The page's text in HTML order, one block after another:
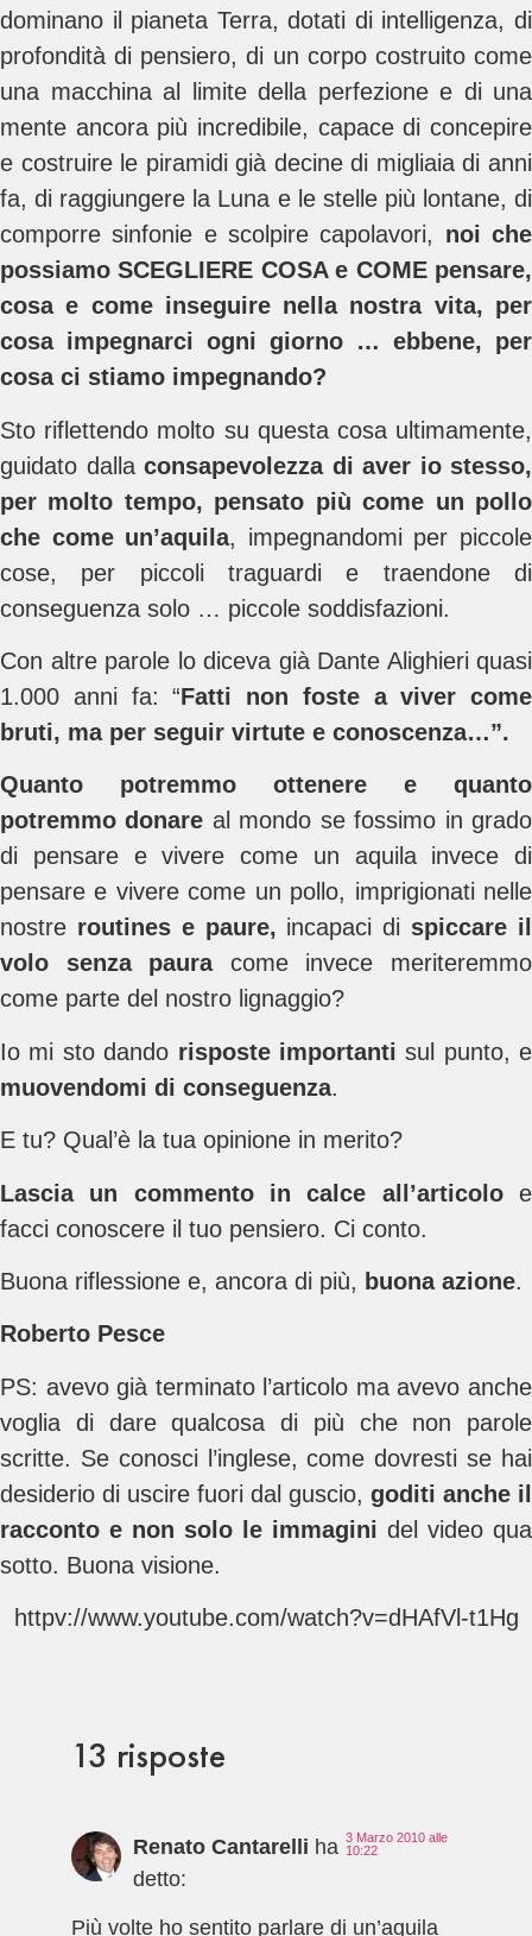
dominano il pianeta Terra, dotati di intelligenza, di
profondità di pensiero, di un corpo costruito come
una macchina al limite della perfezione e di una
mente ancora più incredibile, capace di concepire
e costruire le piramidi già decine di migliaia di anni
fa, di raggiungere la Luna e le stelle più lontane, di
comporre sinfonie e scolpire capolavori, noi che
possiamo SCEGLIERE COSA e COME pensare,
cosa e come inseguire nella nostra vita, per
cosa impegnarci ogni giorno … ebbene, per
cosa ci stiamo impegnando?
Sto riflettendo molto su questa cosa ultimamente,
guidato dalla consapevolezza di aver io stesso,
per molto tempo, pensato più come un pollo
che come un’aquila, impegnandomi per piccole
cose, per piccoli traguardi e traendone di
conseguenza solo … piccole soddisfazioni.
Con altre parole lo diceva già Dante Alighieri quasi
1.000 anni fa: “Fatti non foste a viver come
bruti, ma per seguir virtute e conoscenza…”.
Quanto potremmo ottenere e quanto
potremmo donare al mondo se fossimo in grado
di pensare e vivere come un aquila invece di
pensare e vivere come un pollo, imprigionati nelle
nostre routines e paure, incapaci di spiccare il
volo senza pauracome invece meriteremmo
come parte del nostro lignaggio?
Io mi sto dando risposte importantisul punto, e
muovendomi di conseguenza.
E tu? Qual’è la tua opinione in merito?
Lascia un commento in calce all’articoloe
facci conoscere il tuo pensiero. Ci conto.
Buona riflessione e, ancora di più, buona azione.
Roberto Pesce
PS: avevo già terminato l’articolo ma avevo anche
voglia di dare qualcosa di più che non parole
scritte. Se conosci l’inglese, come dovresti se hai
desiderio di uscire fuori dal guscio, goditi anche il
racconto e non solo le immagini del video qua
sotto. Buona visione.
httpv://www.youtube.com/watch?v=dHAfVl-t1Hg
13 risposte
Renato Cantarelli ha
detto:
3 Marzo 2010 alle
10:22
Più volte ho sentito parlare di un’aquila